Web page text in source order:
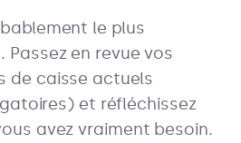
le plus
en revue vos
de caisse actuels
et réfléchissez
avez vraiment besoin.